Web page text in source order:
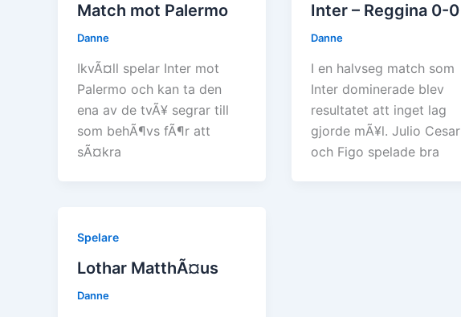
Match mot Palermo
Danne
IkvÃ¤ll spelar Inter mot
Palermo och kan ta den
ena av de tvÃ¥ segrar till
som behÃ¶vs fÃ¶r att
sÃ¤kra
Inter – Reggina 0-0
Danne
I en halvseg match som
Inter dominerade blev
resultatet att inget lag
gjorde mÃ¥l. Julio Cesar
och Figo spelade bra
Spelare
Lothar MatthÃ¤us
Danne